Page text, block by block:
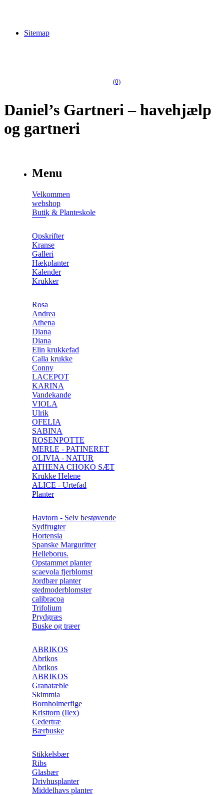
Sitemap
(0)
Daniel’s Gartneri – havehjælp
og gartneri
Menu
Velkommen
webshop
Butik & Planteskole
Opskrifter
Kranse
Galleri
Hækplanter
Kalender
Krukker
Rosa
Andrea
Athena
Diana
Diana
Elin krukkefad
Calla krukke
Conny
LACEPOT
KARINA
Vandekande
VIOLA
Ulrik
OFELIA
SABINA
ROSENPOTTE
MERLE - PATINERET
OLIVIA - NATUR
ATHENA CHOKO SÆT
Krukke Helene
ALICE - Urtefad
Planter
Havtorn - Selv bestøvende
Sydfrugter
Hortensia
Spanske Marguritter
Helleborus.
Opstammet planter
scaevola fjerblomst
Jordbær planter
stedmoderblomster
calibracoa
Trifolium
Prydgræs
Buske og træer
ABRIKOS
Abrikos
Abrikos
ABRIKOS
Granatæble
Skimmia
Bornholmerfige
Kristtorn (Ilex)
Cedertræ
Bærbuske
Stikkelsbær
Ribs
Glasbær
Drivhusplanter
Middelhavs planter